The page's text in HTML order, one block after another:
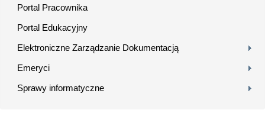
Portal Pracownika
Portal Edukacyjny
Elektroniczne Zarządzanie Dokumentacją
Emeryci
Sprawy informatyczne